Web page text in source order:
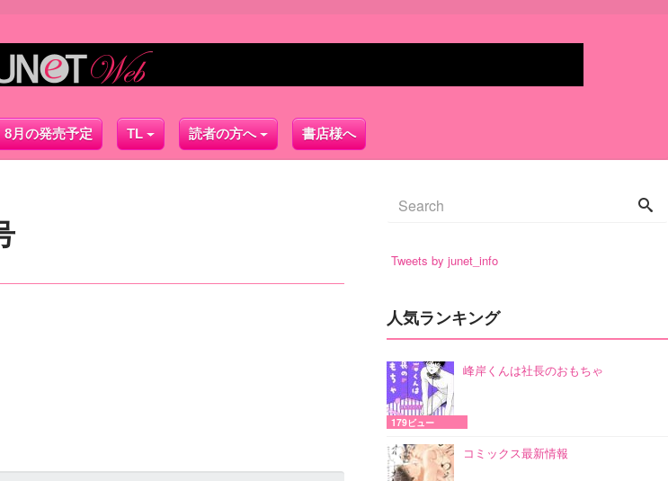
8月の発売予定 TL 読者の方へ 書店様へ
Tweets by junet_info
人気ランキング
峰岸くんは社長のおもちゃ
179ビュー
コミックス最新情報